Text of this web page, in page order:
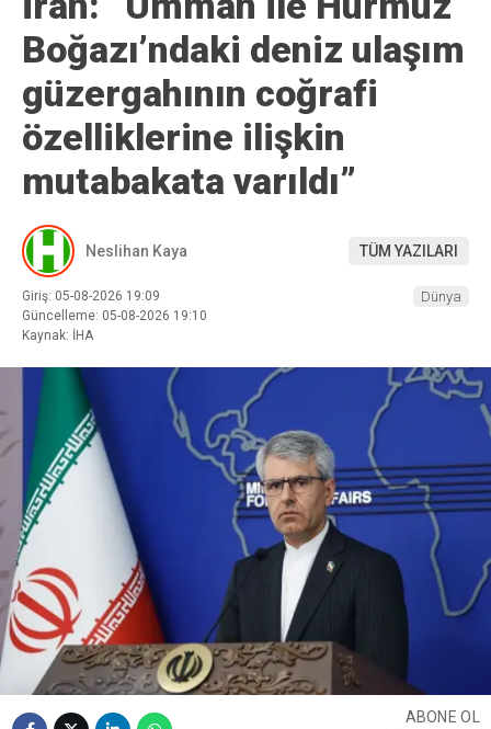
Boğazı’ndaki deniz ulaşım
güzergahının coğrafi
özelliklerine ilişkin
mutabakata varıldı”
Neslihan Kaya TÜM YAZILARI
Giriş: 05-08-2026 19:09
Güncelleme: 05-08-2026 19:10
Kaynak: İHA
Dünya
ABONE OL